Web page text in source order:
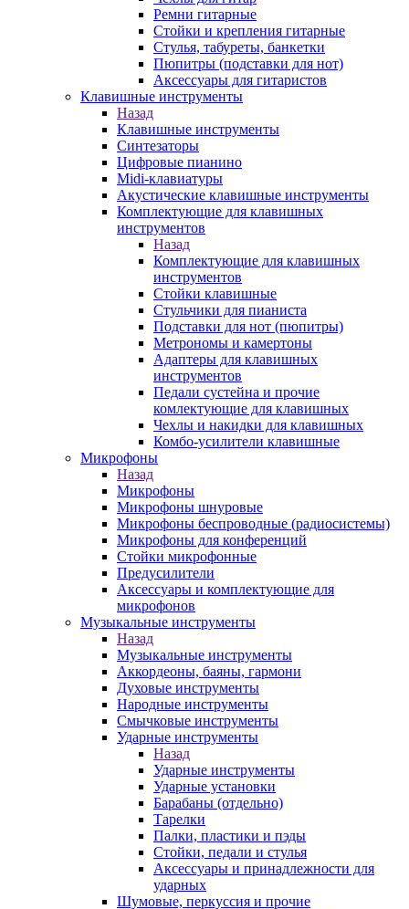
Ремни гитарные
Стойки и крепления гитарные
Стулья, табуреты, банкетки
Пюпитры (подставки для нот)
Аксессуары для гитаристов
Клавишные инструменты
Назад
Клавишные инструменты
Синтезаторы
Цифровые пианино
Midi-клавиатуры
Акустические клавишные инструменты
Комплектующие для клавишных
инструментов
Назад
Комплектующие для клавишных
инструментов
Стойки клавишные
Стульчики для пианиста
Подставки для нот (пюпитры)
Метрономы и камертоны
Адаптеры для клавишных
инструментов
Педали сустейна и прочие
комлектующие для клавишных
Чехлы и накидки для клавишных
Комбо-усилители клавишные
Микрофоны
Назад
Микрофоны
Микрофоны шнуровые
Микрофоны беспроводные (радиосистемы)
Микрофоны для конференций
Стойки микрофонные
Предусилители
Аксессуары и комплектующие для
микрофонов
Музыкальные инструменты
Назад
Музыкальные инструменты
Аккордеоны, баяны, гармони
Духовые инструменты
Народные инструменты
Смычковые инструменты
Ударные инструменты
Назад
Ударные инструменты
Ударные установки
Барабаны (отдельно)
Тарелки
Палки, пластики и пэды
Стойки, педали и стулья
Аксессуары и принадлежности для
ударных
Шумовые, перкуссия и прочие